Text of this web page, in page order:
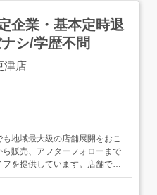
企業・基本定時退
シ/学歴不問
津店
も地域最大級の店舗展開をおこ
販売、アフターフォローまで
を提供しています。店舗で来
理、営業サポート、書類作成